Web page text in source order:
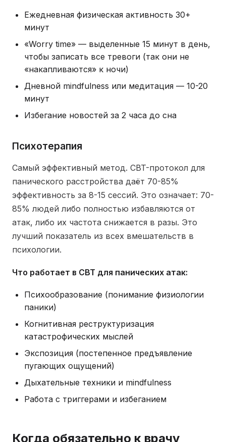
Ежедневная физическая активность 30+
минут
«Worry time» — выделенные 15 минут в день,
чтобы записать все тревоги (так они не
«накапливаются» к ночи)
Дневной mindfulness или медитация — 10-20
минут
Избегание новостей за 2 часа до сна
Психотерапия
Самый эффективный метод. CBT-протокол для
панического расстройства даёт 70-85%
эффективность за 8-15 сессий. Это означает: 70-
85% людей либо полностью избавляются от
атак, либо их частота снижается в разы. Это
лучший показатель из всех вмешательств в
психологии.
Что работает в CBT для панических атак:
Психообразование (понимание физиологии
паники)
Когнитивная реструктуризация
катастрофических мыслей
Экспозиция (постепенное предъявление
пугающих ощущений)
Дыхательные техники и mindfulness
Работа с триггерами и избеганием
Когда обязательно к врачу